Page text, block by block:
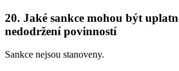
20. Jaké sankce mohou být
nedodržení povinností
Sankce nejsou stanoveny.